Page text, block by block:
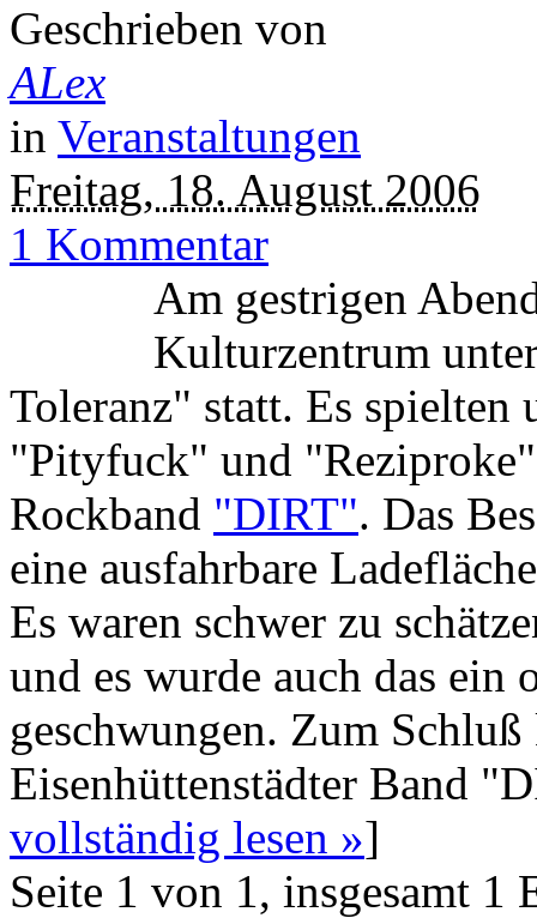
Geschrieben von
ALex
in Veranstaltungen
Freitag, 18. August 2006
1 Kommentar
Am gestrigen
Kulturzentrum
Toleranz" statt. Es spielten
"Pityfuck" und
Rockband "DIRT". Das
eine ausfahrbare
Es waren schwer zu
und es wurde auch das ein
geschwungen. Zum Schluß
Eisenhüttenstädter Band
vollständig lesen »]
Seite 1 von 1, insgesamt 1